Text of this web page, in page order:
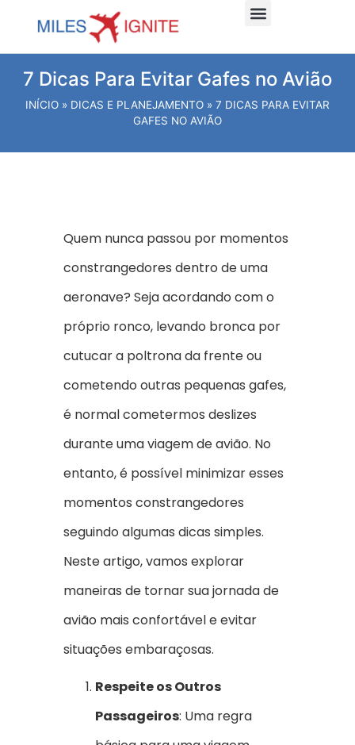
7 Dicas Para Evitar Gafes no Avião
INÍCIO » DICAS E PLANEJAMENTO » 7 DICAS PARA EVITAR
GAFES NO AVIÃO
Quem nunca passou por momentos
constrangedores dentro de uma
aeronave? Seja acordando com o
próprio ronco, levando bronca por
cutucar a poltrona da frente ou
cometendo outras pequenas gafes,
é normal cometermos deslizes
durante uma viagem de avião. No
entanto, é possível minimizar esses
momentos constrangedores
seguindo algumas dicas simples.
Neste artigo, vamos explorar
maneiras de tornar sua jornada de
avião mais confortável e evitar
situações embaraçosas.
Respeite os Outros
Passageiros: Uma regra